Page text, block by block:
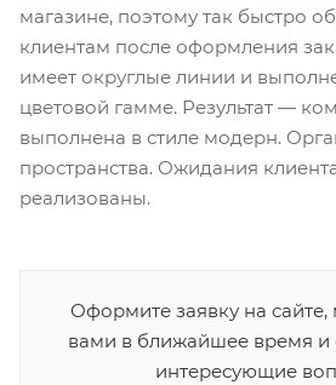
магазине, поэтому так быстро
клиентам после оформления
имеет округлые линии и
цветовой гамме. Результат —
выполнена в стиле модерн.
пространства. Ожидания
реализованы.
Оформите заявку на
вами в ближайшее время и
интересующие